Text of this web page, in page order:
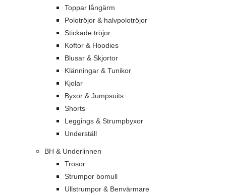
Toppar långärm
Polotröjor & halvpolotröjor
Stickade tröjor
Koftor & Hoodies
Blusar & Skjortor
Klänningar & Tunikor
Kjolar
Byxor & Jumpsuits
Shorts
Leggings & Strumpbyxor
Underställ
BH & Underlinnen
Trosor
Strumpor bomull
Ullstrumpor & Benvärmare